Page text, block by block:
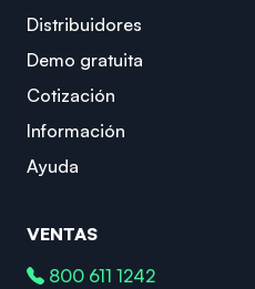
Distribuidores
Demo gratuita
Cotización
Información
Ayuda
VENTAS
800 611 1242